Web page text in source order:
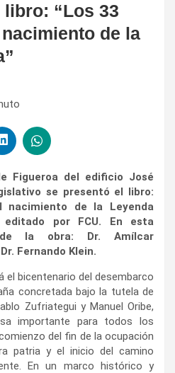
“Los 33
de la
Figueroa del edificio José
se presentó el libro:
nacimiento de la Leyenda
por FCU. En esta
de la obra: Dr. Amílcar
Fernando Klein.
el bicentenario del desembarco
concretada bajo la tutela de
Zufriategui y Manuel Oribe,
importante para todos los
del fin de la ocupación
patria y el inicio del camino
En un marco histórico y